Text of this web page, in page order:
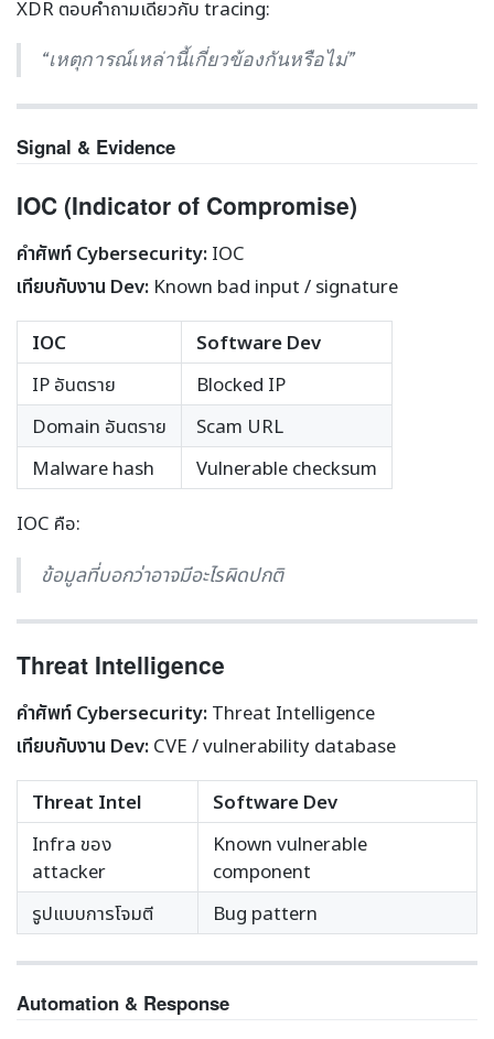
XDR ตอบคำถามเดียวกับ tracing:
“เหตุการณ์เหล่านี้เกี่ยวข้องกันหรือไม่”
Signal & Evidence
IOC (Indicator of Compromise)
คำศัพท์ Cybersecurity: IOC
เทียบกับงาน Dev: Known bad input / signature
IOC
Software Dev
IP อันตราย
Blocked IP
Domain อันตราย
Scam URL
Malware hash
Vulnerable checksum
IOC คือ:
ข้อมูลที่บอกว่าอาจมีอะไรผิดปกติ
Threat Intelligence
คำศัพท์ Cybersecurity: Threat Intelligence
เทียบกับงาน Dev: CVE / vulnerability database
Threat Intel
Software Dev
Infra ของ
attacker
Known vulnerable
component
รูปแบบการโจมตี
Bug pattern
Automation & Response